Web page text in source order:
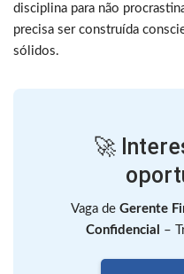
disciplina para não
precisa ser construída
sólidos.
🚀
Vaga de Gerente
Confidencial
–